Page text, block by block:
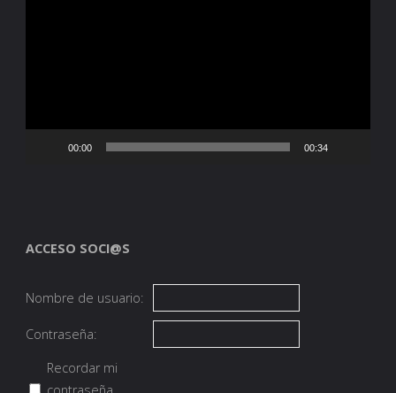
00:00 00:34
ACCESO SOCI@S
Nombre de usuario:
Contraseña:
Recordar mi
contraseña